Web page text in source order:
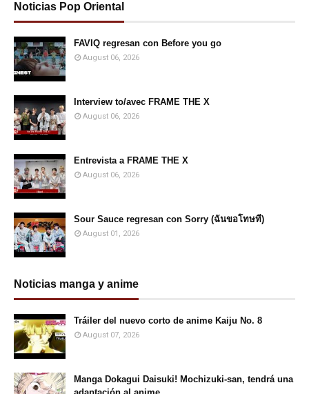
Noticias Pop Oriental
FAVIQ regresan con Before you go
August 06, 2026
Interview to/avec FRAME THE X
August 06, 2026
Entrevista a FRAME THE X
August 06, 2026
Sour Sauce regresan con Sorry (ฉันขอโทษที)
August 01, 2026
Noticias manga y anime
Tráiler del nuevo corto de anime Kaiju No. 8
August 07, 2026
Manga Dokagui Daisuki! Mochizuki-san, tendrá una